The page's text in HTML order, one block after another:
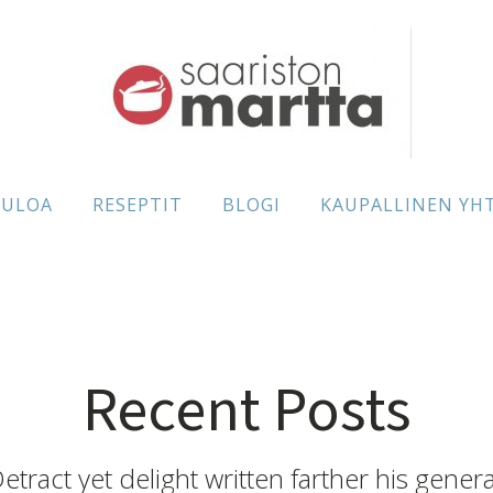
RESEPTIT BLOGI KAUPALLINEN
Recent Posts
yet delight written farther his